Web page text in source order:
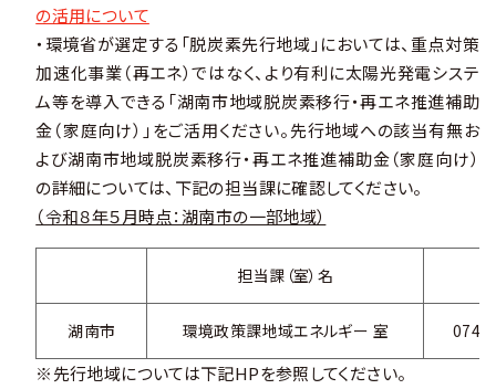
の活用について
・環境省が選定する「脱炭素先行地域」においては、重点対策
加速化事業（再エネ）ではなく、より有利に太陽光発電システ
ム等を導入できる「湖南市地域脱炭素移行・再エネ推進補助
金（家庭向け）」をご活用ください。先行地域への該当有無お
よび湖南市地域脱炭素移行・再エネ推進補助金（家庭向け）
の詳細については、下記の担当課に確認してください。
（令和８年５月時点：湖南市の一部地域）
担当課（室）名
湖南市 環境政策課地域エネルギー 室
※先行地域については下記HPを参照してください。